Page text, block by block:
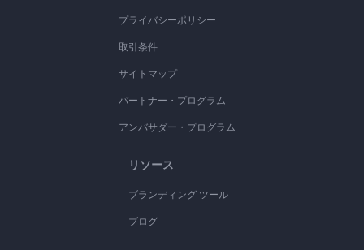
プライバシーポリシー
取引条件
サイトマップ
パートナー・プログラム
アンバサダー・プログラム
リソース
ブランディング ツール
ブログ